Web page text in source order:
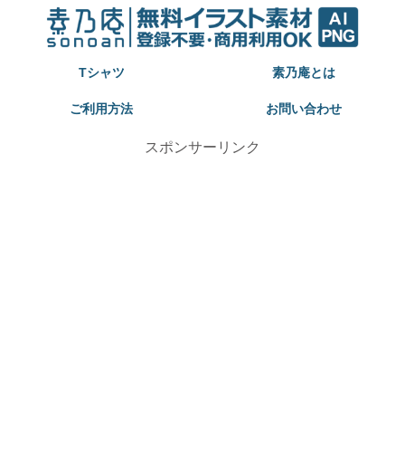
Tシャツ 素乃庵とは
ご利用方法 お問い合わせ
スポンサーリンク